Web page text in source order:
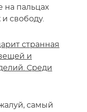
на пальцах
свободу.
странная
и
Среди
самый